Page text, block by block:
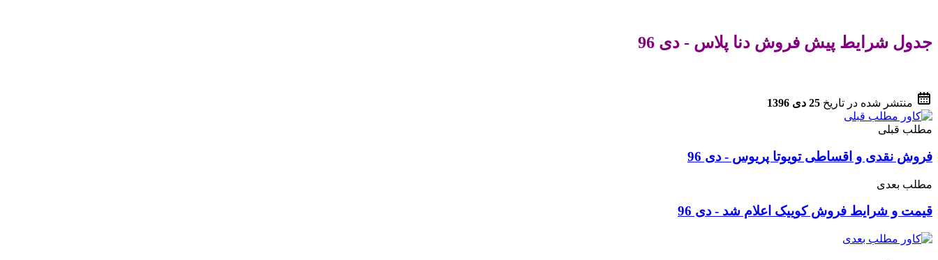
جدول شرایط پیش فروش دنا پلاس - دی 96
منتشر شده در تاریخ 25 دی 1396
مطلب قبلی
فروش نقدی و اقساطی تویوتا پریوس - دی 96
مطلب بعدی
قیمت و شرایط فروش کوییک اعلام شد - دی 96